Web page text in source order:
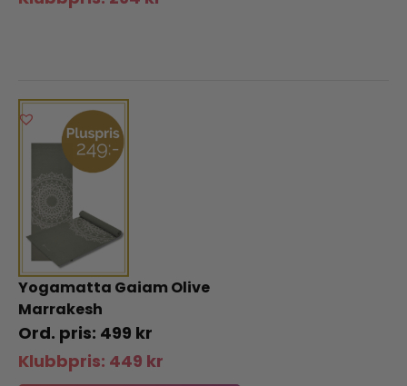
Yogamatta Gaiam Olive
Marrakesh
499 kr
Klubbpris: 449 kr